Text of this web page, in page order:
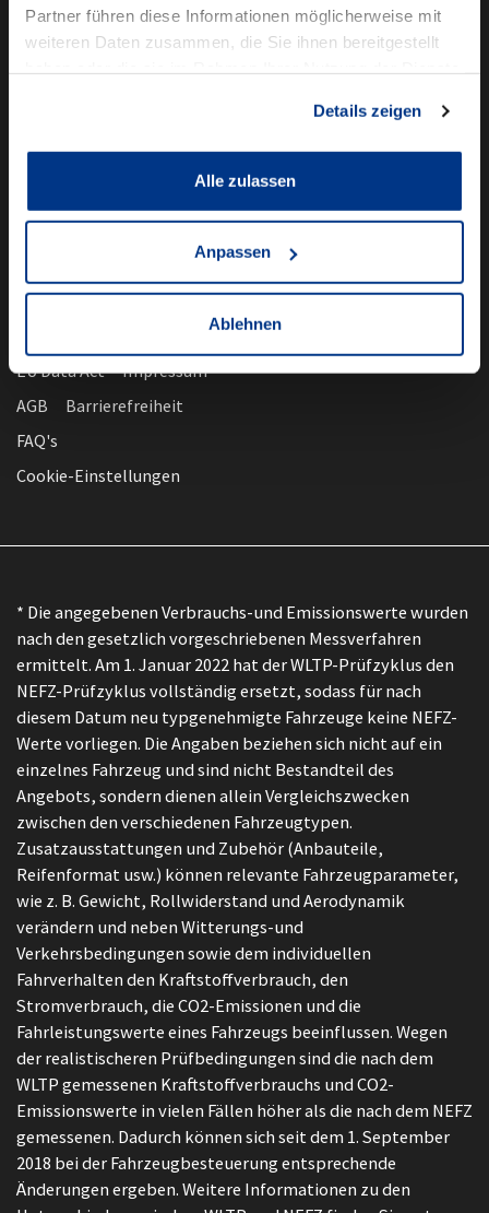
Partner führen diese Informationen möglicherweise mit
weiteren Daten zusammen, die Sie ihnen bereitgestellt
Details zeigen
Alle zulassen
Anpassen
Ablehnen
Volkswagen Professional Class
Autowelt Schmidt
News & Events
Ausbildung
EU Data Act
Impressum
AGB
Barrierefreiheit
FAQ's
Cookie-Einstellungen
* Die angegebenen Verbrauchs-und Emissionswerte wurden
nach den gesetzlich vorgeschriebenen Messverfahren
ermittelt. Am 1. Januar 2022 hat der WLTP-Prüfzyklus den
NEFZ-Prüfzyklus vollständig ersetzt, sodass für nach
diesem Datum neu typgenehmigte Fahrzeuge keine NEFZ-
Werte vorliegen. Die Angaben beziehen sich nicht auf ein
einzelnes Fahrzeug und sind nicht Bestandteil des
Angebots, sondern dienen allein Vergleichszwecken
zwischen den verschiedenen Fahrzeugtypen.
Zusatzausstattungen und Zubehör (Anbauteile,
Reifenformat usw.) können relevante Fahrzeugparameter,
wie z. B. Gewicht, Rollwiderstand und Aerodynamik
verändern und neben Witterungs-und
Verkehrsbedingungen sowie dem individuellen
Fahrverhalten den Kraftstoffverbrauch, den
Stromverbrauch, die CO2-Emissionen und die
Fahrleistungswerte eines Fahrzeugs beeinflussen. Wegen
der realistischeren Prüfbedingungen sind die nach dem
WLTP gemessenen Kraftstoffverbrauchs und CO2-
Emissionswerte in vielen Fällen höher als die nach dem NEFZ
gemessenen. Dadurch können sich seit dem 1. September
2018 bei der Fahrzeugbesteuerung entsprechende
Änderungen ergeben. Weitere Informationen zu den